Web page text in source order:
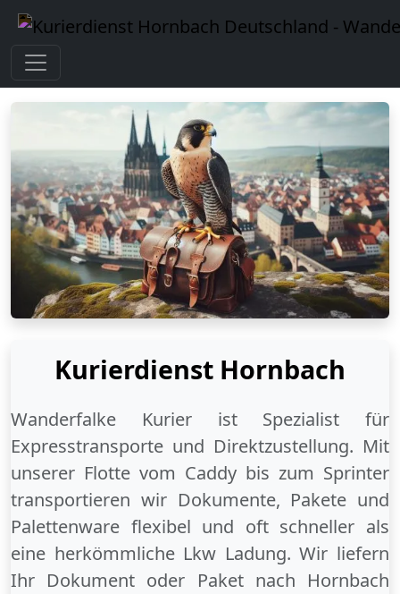
Kurierdienst Hornbach
Wanderfalke Kurier ist Spezialist für
Expresstransporte und Direktzustellung. Mit
unserer Flotte vom Caddy bis zum Sprinter
transportieren wir Dokumente, Pakete und
Palettenware flexibel und oft schneller als
eine herkömmliche Lkw Ladung. Wir liefern
Ihr Dokument oder Paket nach Hornbach